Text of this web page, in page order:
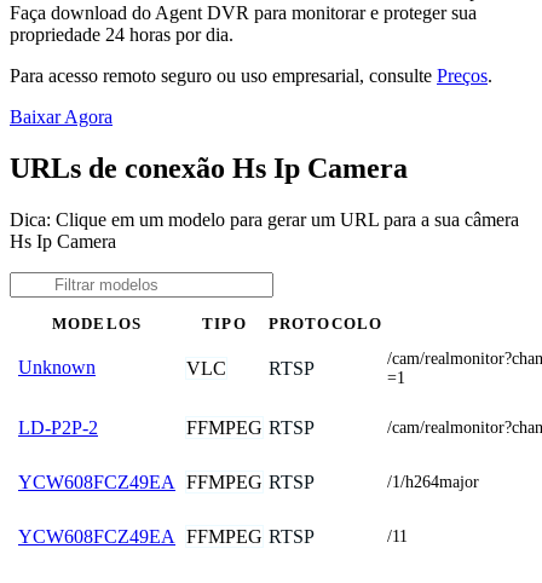
Faça download do Agent DVR para monitorar e proteger sua
propriedade 24 horas por dia.
Para acesso remoto seguro ou uso empresarial, consulte Preços.
Baixar Agora
URLs de conexão Hs Ip Camera
Dica: Clique em um modelo para gerar um URL para a sua câmera
Hs Ip Camera
MODELOS TIPO PROTOCOLO
Unknown VLC RTSP
/cam/
=1
LD-P2P-2 FFMPEG RTSP /cam/
YCW608FCZ49EA FFMPEG RTSP /1/h264major
YCW608FCZ49EA FFMPEG RTSP /11